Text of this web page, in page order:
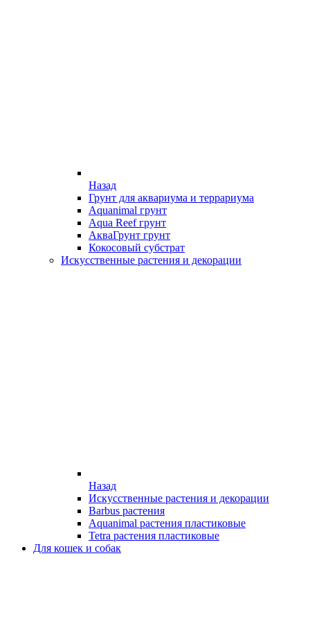
Назад
Грунт для аквариума и террариума
Aquanimal грунт
Aqua Reef грунт
АкваГрунт грунт
Кокосовый субстрат
Искусственные растения и декорации
Назад
Искусственные растения и декорации
Barbus растения
Aquanimal растения пластиковые
Tetra растения пластиковые
Для кошек и собак